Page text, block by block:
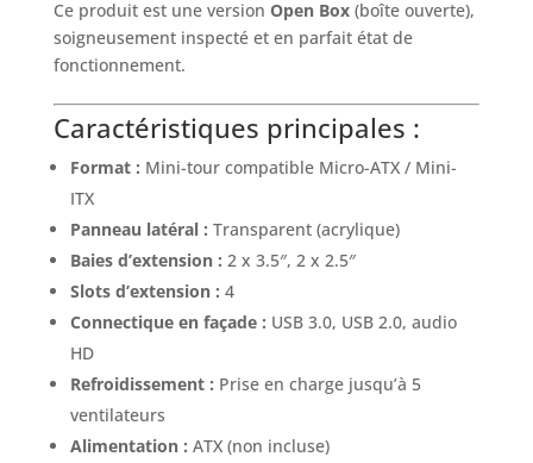
Ce produit est une version Open Box(boîte ouverte),
soigneusement inspecté et en parfait état de
fonctionnement.
Caractéristiques principales :
Format : Mini-tour compatible Micro-ATX / Mini-
ITX
Panneau latéral : Transparent (acrylique)
Baies d’extension : 2 x 3.5″, 2 x 2.5″
Slots d’extension : 4
Connectique en façade : USB 3.0, USB 2.0, audio
HD
Refroidissement : Prise en charge jusqu’à 5
ventilateurs
Alimentation : ATX (non incluse)